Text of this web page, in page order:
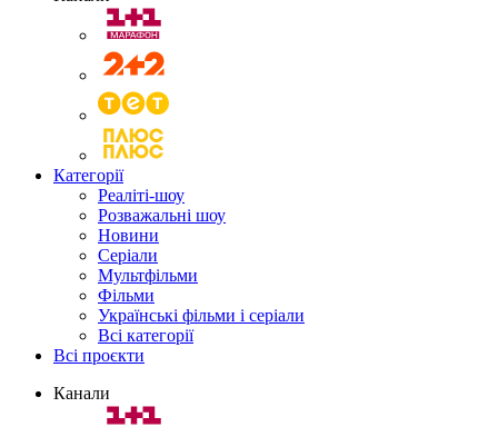
Категорії
Реаліті-шоу
Розважальні шоу
Новини
Серіали
Мультфільми
Фільми
Українські фільми і серіали
Всі категорії
Всі проєкти
Канали